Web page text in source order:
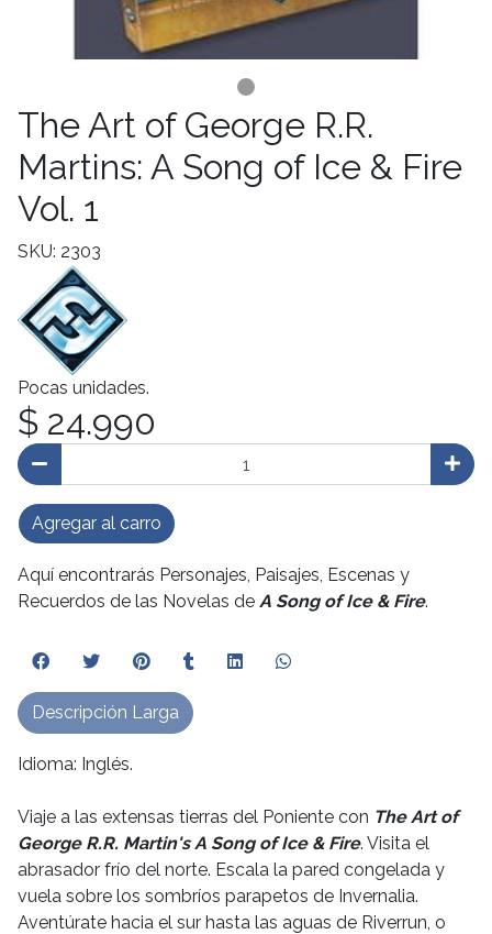
The Art of George R.R.
Martins: A Song of Ice & Fire
Vol. 1
SKU: 2303
Pocas unidades.
$ 24.990
Agregar al carro
Aquí encontrarás Personajes, Paisajes, Escenas y
Recuerdos de las Novelas de A Song of Ice & Fire.
Idioma: Inglés.
Viaje a las extensas tierras del Poniente con The Art of
George R.R. Martin's A Song of Ice & Fire. Visita el
abrasador frío del norte. Escala la pared congelada y
vuela sobre los sombríos parapetos de Invernalia.
Aventúrate hacia el sur hasta las aguas de Riverrun, o
Descripción Larga